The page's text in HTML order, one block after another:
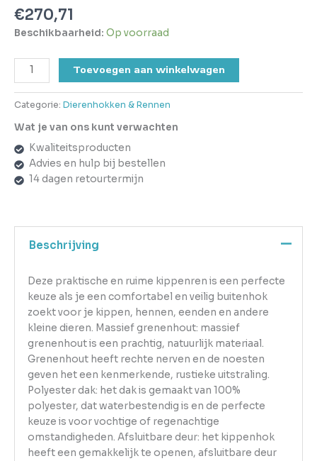
€270,71
Beschikbaarheid: Op voorraad
Toevoegen aan winkelwagen
Categorie: Dierenhokken & Rennen
Wat je van ons kunt verwachten
Kwaliteitsproducten
Advies en hulp bij bestellen
14 dagen retourtermijn
Beschrijving
Deze praktische en ruime kippenren is een perfecte
keuze als je een comfortabel en veilig buitenhok
zoekt voor je kippen, hennen, eenden en andere
kleine dieren. Massief grenenhout: massief
grenenhout is een prachtig, natuurlijk materiaal.
Grenenhout heeft rechte nerven en de noesten
geven het een kenmerkende, rustieke uitstraling.
Polyester dak: het dak is gemaakt van 100%
polyester, dat waterbestendig is en de perfecte
keuze is voor vochtige of regenachtige
omstandigheden. Afsluitbare deur: het kippenhok
heeft een gemakkelijk te openen, afsluitbare deur